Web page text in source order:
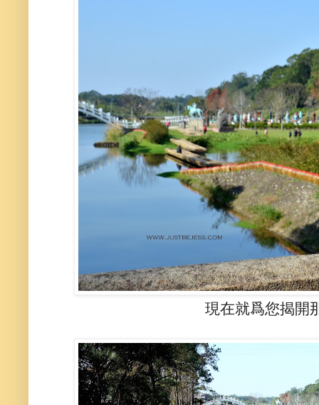
現在就爲您揭開